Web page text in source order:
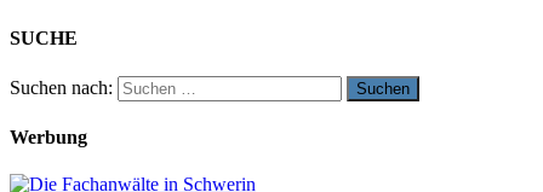
SUCHE
Suchen nach:
Werbung